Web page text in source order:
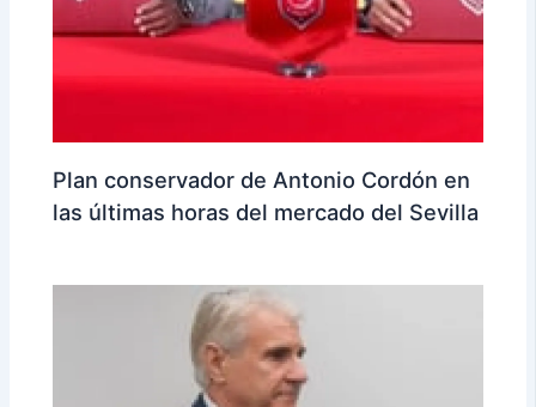
Plan conservador de Antonio Cordón en
las últimas horas del mercado del Sevilla